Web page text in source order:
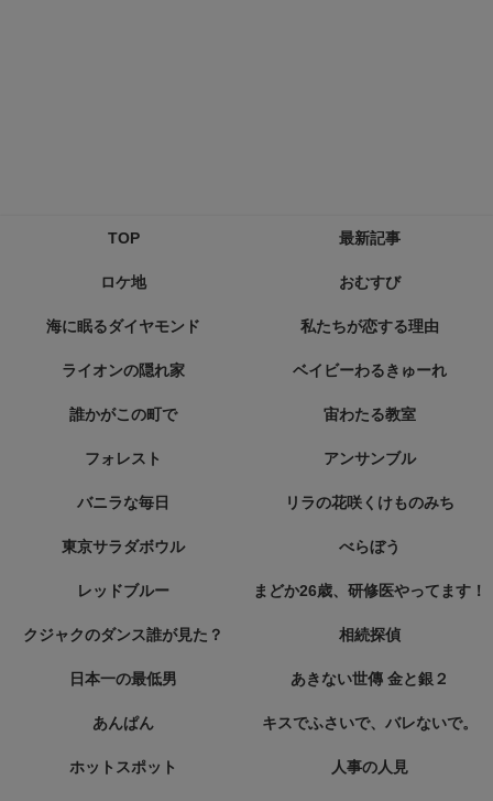
TOP 最新記事
ロケ地 おむすび
海に眠るダイヤモンド 私たちが恋する理由
ライオンの隠れ家 ベイビーわるきゅーれ
誰かがこの町で 宙わたる教室
フォレスト アンサンブル
バニラな毎日 リラの花咲くけものみち
東京サラダボウル べらぼう
レッドブルー まどか26歳、研修医やってます！
クジャクのダンス誰が見た？ 相続探偵
日本一の最低男 あきない世傳 金と銀２
あんぱん キスでふさいで、バレないで。
ホットスポット 人事の人見